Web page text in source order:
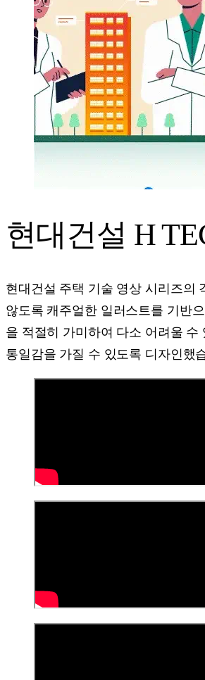
현대건설 H
현대건설 주택 기술 영상 시리즈의
않도록 캐주얼한 일러스트를 기반
을 적절히 가미하여 다소 어려울
통일감을 가질 수 있도록 디자인했